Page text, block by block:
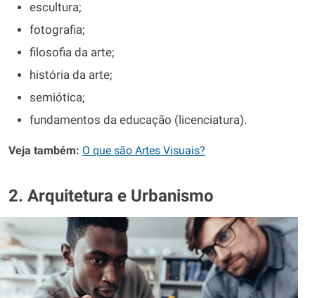
escultura;
fotografia;
filosofia da arte;
história da arte;
semiótica;
fundamentos da educação (licenciatura).
Veja também: O que são Artes Visuais?
2. Arquitetura e Urbanismo